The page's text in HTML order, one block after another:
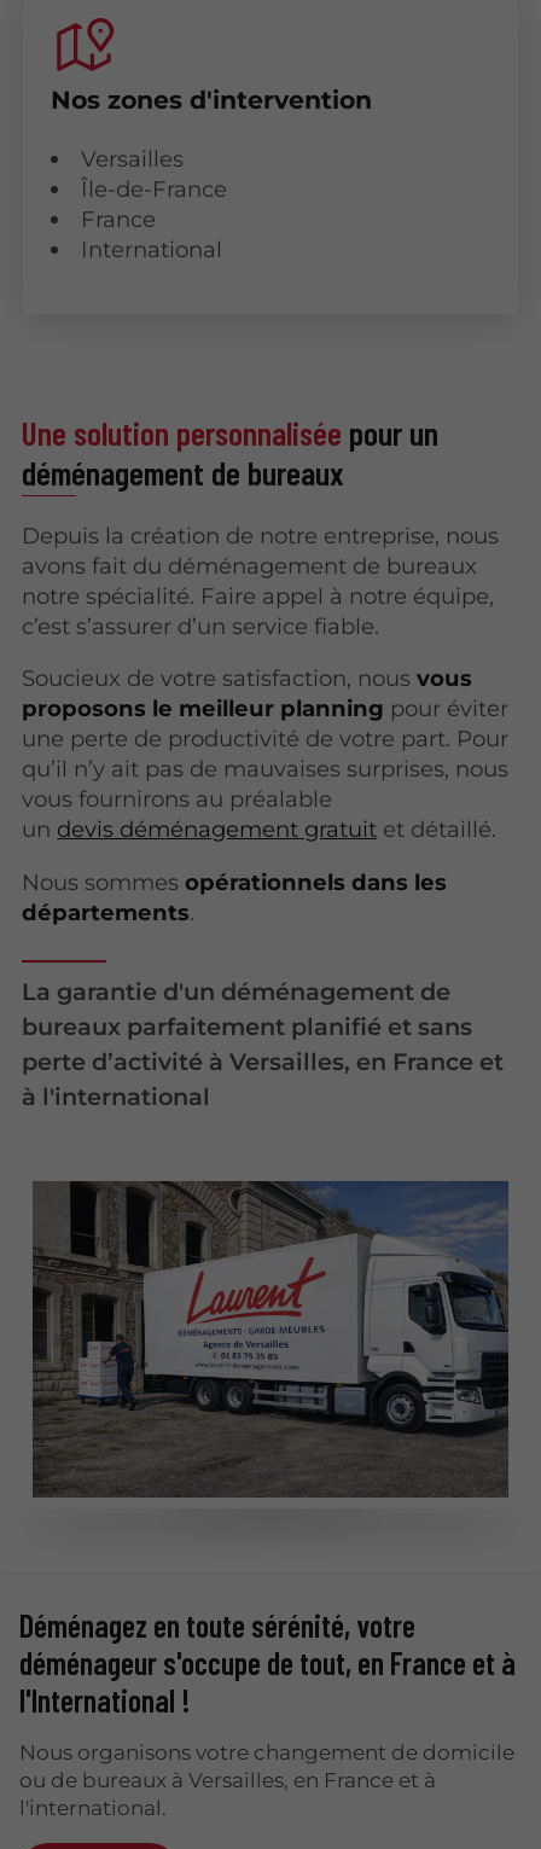
Nos zones d'intervention
Versailles
Île-de-France
France
International
Une solution personnalisée pour un
déménagement de bureaux
Depuis la création de notre entreprise, nous
avons fait du déménagement de bureaux
notre spécialité. Faire appel à notre équipe,
c’est s’assurer d’un service fiable.
Soucieux de votre satisfaction, nousvous
proposons le meilleur planning pour éviter
une perte de productivité de votre part. Pour
qu’il n’y ait pas de mauvaises surprises, nous
vous fournirons au préalable
un devis déménagement gratuit et détaillé.
Nous sommesopérationnels dans les
départements.
La garantie d'un déménagement de
bureaux parfaitement planifié et sans
perte d’activité à Versailles, en France et
à l'international
Déménagez en toute sérénité, votre
déménageur s'occupe de tout, en France et à
l'International !
Nous organisons votre changement de domicile
ou de bureaux à Versailles, en France et à
l'international.